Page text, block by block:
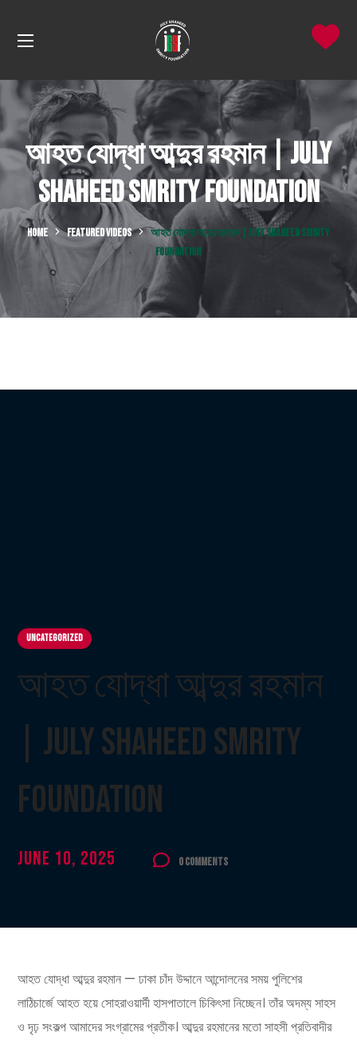
আহত যোদ্ধা আব্দুর রহমান | July
Shaheed Smrity Foundation
HOME FEATURED VIDEOS
আহত যোদ্ধা আব্দুর রহমান | JULY SHAHEED SMRITY
FOUNDATION
Uncategorized
আহত যোদ্ধা আব্দুর রহমান
| July Shaheed Smrity
Foundation
June 10, 2025 0 Comments
আহত যোদ্ধা আব্দুর রহমান — ঢাকা চাঁদ উদ্দানে আন্দোলনের সময় পুলিশের
লাঠিচার্জে আহত হয়ে সোহরাওয়ার্দী হাসপাতালে চিকিৎসা নিচ্ছেন। তাঁর অদম্য সাহস
ও দৃঢ় সংকল্প আমাদের সংগ্রামের প্রতীক। আব্দুর রহমানের মতো সাহসী প্রতিবাদীর